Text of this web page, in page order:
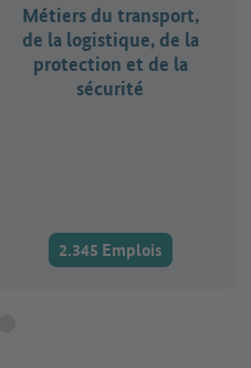
Métiers du transport,
de la logistique, de la
protection et de la
sécurité
2.345 Emplois